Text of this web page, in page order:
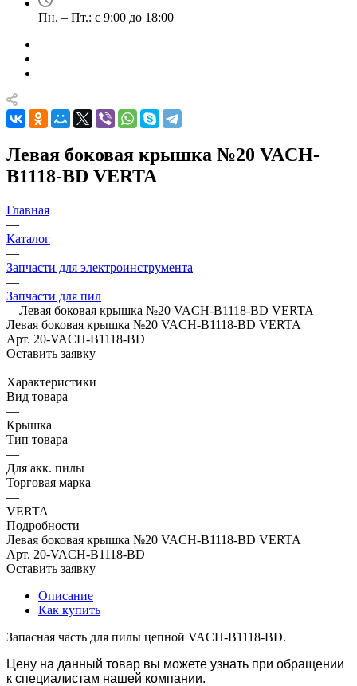
Пн. – Пт.: с 9:00 до 18:00
Левая боковая крышка №20 VACH-
B1118-BD VERTA
Главная
—
Каталог
—
Запчасти для электроинструмента
—
Запчасти для пил
—Левая боковая крышка №20 VACH-B1118-BD VERTA
Левая боковая крышка №20 VACH-B1118-BD VERTA
Арт. 20-VACH-B1118-BD
Оставить заявку
Характеристики
Вид товара
—
Крышка
Тип товара
—
Для акк. пилы
Торговая марка
—
VERTA
Подробности
Левая боковая крышка №20 VACH-B1118-BD VERTA
Арт. 20-VACH-B1118-BD
Оставить заявку
Описание
Как купить
Запасная часть для пилы цепной VACH-B1118-BD.
Цену на данный товар вы можете узнать при обращении
к специалистам нашей компании.